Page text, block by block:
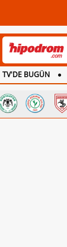
TV'DE BUGÜN